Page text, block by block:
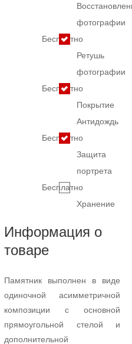
фотографии
Бесплатно
Ретушь
фотографии
Бесплатно
Покрытие
Антидождь
Бесплатно
Защита
портрета
Бесплатно
Хранение
Информация о
товаре
Памятник выполнен в виде
одиночной асимметричной
композиции с основной
прямоугольной стелой и
дополнительной